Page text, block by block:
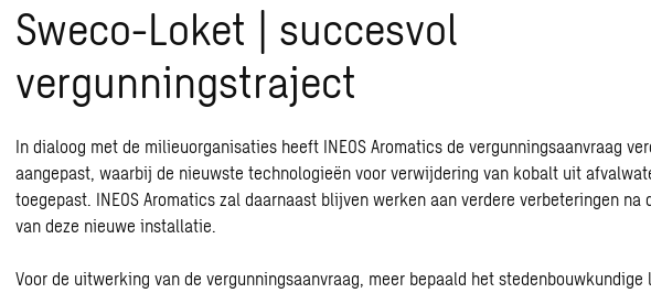
Sweco-Loket | succesvol
vergunningstraject
In dialoog met de milieuorganisaties heeft INEOS Aromatics de vergunningsaanvraag
aangepast, waarbij de nieuwste technologieën voor verwijdering van kobalt uit
toegepast. INEOS Aromatics zal daarnaast blijven werken aan verdere verbeteringen na
van deze nieuwe installatie.
Voor de uitwerking van de vergunningsaanvraag, meer bepaald het stedenbouwkundige